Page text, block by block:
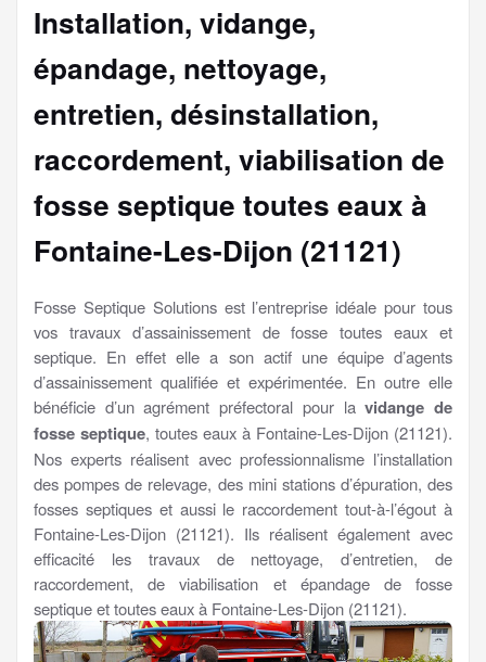
Installation, vidange,
épandage, nettoyage,
entretien, désinstallation,
raccordement, viabilisation de
fosse septique toutes eaux à
Fontaine-Les-Dijon (21121)
Fosse Septique Solutions est l’entreprise idéale pour tous
vos travaux d’assainissement de fosse toutes eaux et
septique. En effet elle a son actif une équipe d’agents
d’assainissement qualifiée et expérimentée. En outre elle
bénéficie d’un agrément préfectoral pour lavidange de
fosse septique, toutes eaux à Fontaine-Les-Dijon (21121).
Nos experts réalisent avec professionnalisme l’installation
des pompes de relevage, des mini stations d’épuration, des
fosses septiques et aussi le raccordement tout-à-l’égout à
Fontaine-Les-Dijon (21121). Ils réalisent également avec
efficacité les travaux de nettoyage, d’entretien, de
raccordement, de viabilisation et épandage de fosse
septique et toutes eaux à Fontaine-Les-Dijon (21121).